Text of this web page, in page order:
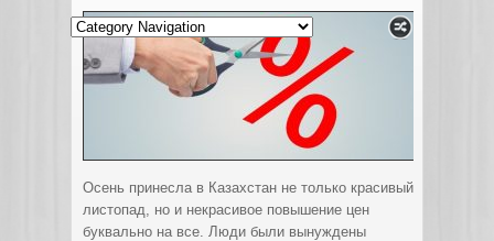
Осень принесла в Казахстан не только красивый
листопад, но и некрасивое повышение цен
буквально на все. Люди были вынуждены